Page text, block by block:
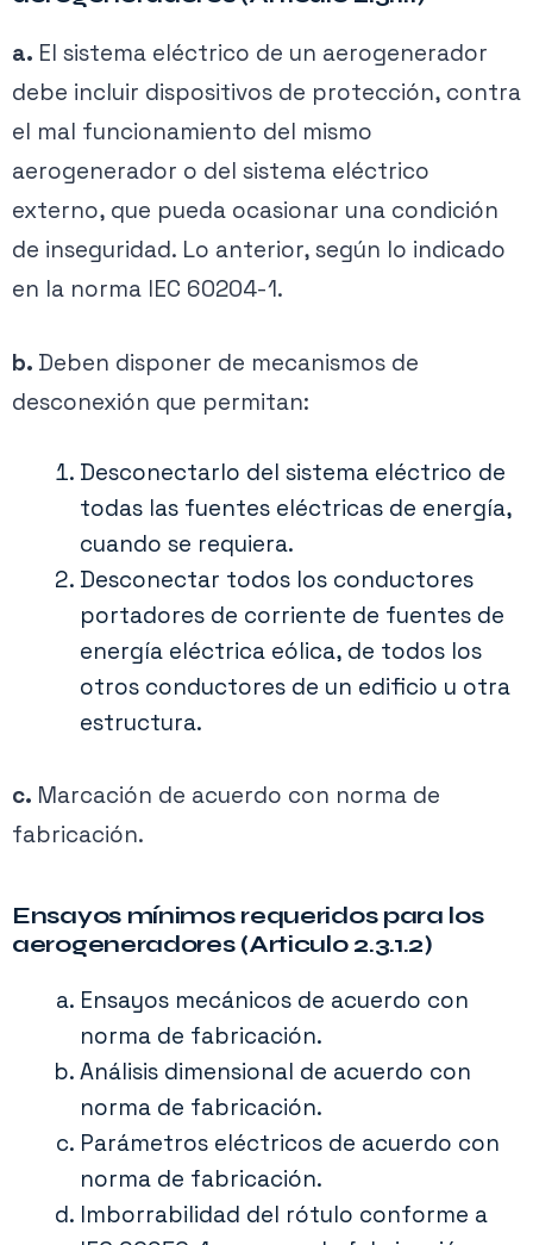
a. El sistema eléctrico de un aerogenerador
debe incluir dispositivos de protección, contra
el mal funcionamiento del mismo
aerogenerador o del sistema eléctrico
externo, que pueda ocasionar una condición
de inseguridad. Lo anterior, según lo indicado
en la norma IEC 60204-1.
b. Deben disponer de mecanismos de
desconexión que permitan:
Desconectarlo del sistema eléctrico de
todas las fuentes eléctricas de energía,
cuando se requiera.
Desconectar todos los conductores
portadores de corriente de fuentes de
energía eléctrica eólica, de todos los
otros conductores de un edificio u otra
estructura.
c. Marcación de acuerdo con norma de
fabricación.
Ensayos mínimos requeridos para los
aerogeneradores (Articulo 2.3.1.2)
Ensayos mecánicos de acuerdo con
norma de fabricación.
Análisis dimensional de acuerdo con
norma de fabricación.
Parámetros eléctricos de acuerdo con
norma de fabricación.
Imborrabilidad del rótulo conforme a